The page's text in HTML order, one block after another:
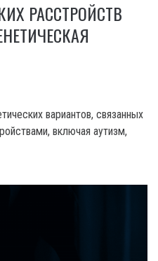
РАССТРОЙСТВ
вариантов, связанных
включая аутизм,